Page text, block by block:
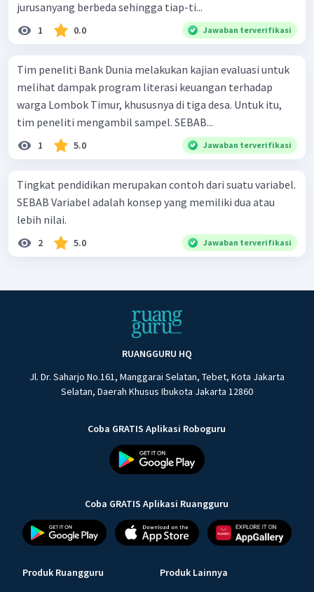
jurusanyang berbeda sehingga tiap-ti...
1 0.0 Jawaban terverifikasi
Tim peneliti Bank Dunia melakukan kajian evaluasi untuk
melihat dampak program literasi keuangan terhadap
warga Lombok Timur, khususnya di tiga desa. Untuk itu,
tim peneliti mengambil sampel. SEBAB...
1 5.0 Jawaban terverifikasi
Tingkat pendidikan merupakan contoh dari suatu variabel.
SEBAB Variabel adalah konsep yang memiliki dua atau
lebih nilai.
2 5.0 Jawaban terverifikasi
RUANGGURU HQ
Jl. Dr. Saharjo No.161, Manggarai Selatan, Tebet, Kota Jakarta
Selatan, Daerah Khusus Ibukota Jakarta 12860
Coba GRATIS Aplikasi Roboguru
Coba GRATIS Aplikasi Ruangguru
Produk Ruangguru Produk Lainnya